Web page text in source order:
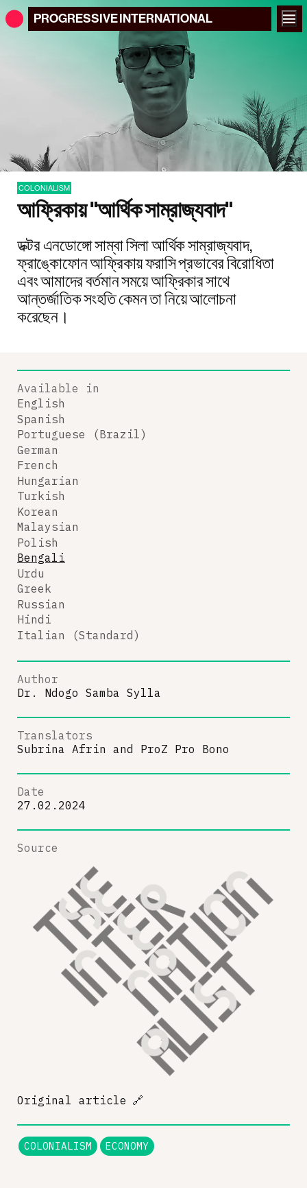
PROGRESSIVEINTERNATIONAL
COLONIALISM
আফ্রিকায় "আর্থিক সাম্রাজ্যবাদ"
ডক্টর এনডোঙ্গো সাম্বা সিলা আর্থিক সাম্রাজ্যবাদ,
ফ্রাঙ্কোফোন আফ্রিকায় ফরাসি প্রভাবের বিরোধিতা
এবং আমাদের বর্তমান সময়ে আফ্রিকার সাথে
আন্তর্জাতিক সংহতি কেমন তা নিয়ে আলোচনা
করেছেন।
Available in
English
Spanish
Portuguese (Brazil)
German
French
Hungarian
Turkish
Korean
Malaysian
Polish
Bengali
Urdu
Greek
Russian
Hindi
Italian (Standard)
Author
Dr. Ndogo Samba Sylla
Translators
Subrina Afrin and ProZ Pro Bono
Date
27.02.2024
Source
Original article 🔗
COLONIALISM ECONOMY